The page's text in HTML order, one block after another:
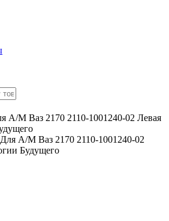
А/М Ваз 2170 2110-1001240-02 Левая